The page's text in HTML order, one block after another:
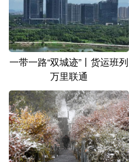
Deutsch Português
一带一路“双城迹”丨货运班列
万里联通